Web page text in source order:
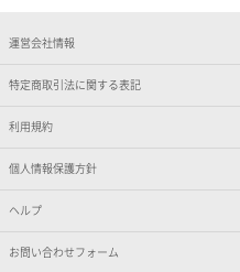
運営会社情報
特定商取引法に関する表記
利用規約
個人情報保護方針
ヘルプ
お問い合わせフォーム